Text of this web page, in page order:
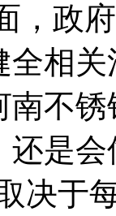
，政
全相
南不
还是
决于